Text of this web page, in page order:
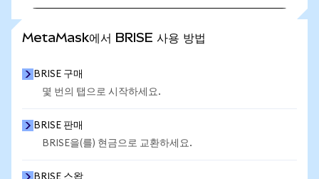
MetaMask에서 BRISE 사용 방법
BRISE 구매
몇 번의 탭으로 시작하세요.
BRISE 판매
BRISE을(를) 현금으로 교환하세요.
BRISE 스왑